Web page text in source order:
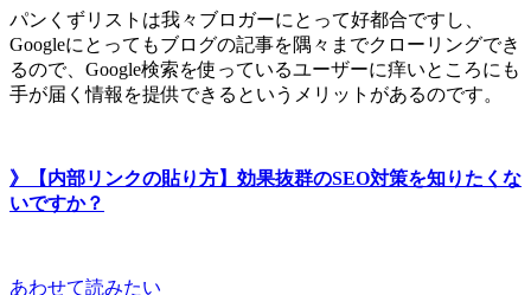
パンくずリストは我々ブロガーにとって好都合ですし、
Googleにとってもブログの記事を隅々までクローリングでき
るので、Google検索を使っているユーザーに痒いところにも
手が届く情報を提供できるというメリットがあるのです。
》【内部リンクの貼り方】効果抜群のSEO対策を知りたくな
いですか？
あわせて読みたい